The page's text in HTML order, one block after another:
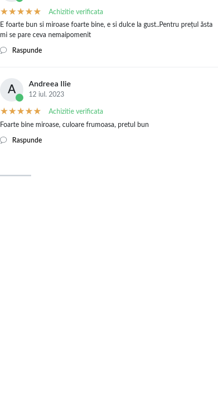
Achizitie verificata
E foarte bun si miroase foarte bine, e si dulce la gust..Pentru prețul ăsta
mi se pare ceva nemaipomenit
Raspunde
A Andreea Ilie
12 iul. 2023
Achizitie verificata
Foarte bine miroase, culoare frumoasa, pretul bun
Raspunde